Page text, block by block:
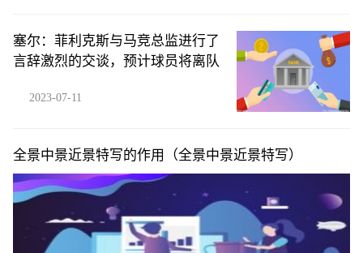
塞尔：菲利克斯与马竞总监进行了
言辞激烈的交谈，预计球员将离队
2023-07-11
全景中景近景特写的作用（全景中景近景特写）